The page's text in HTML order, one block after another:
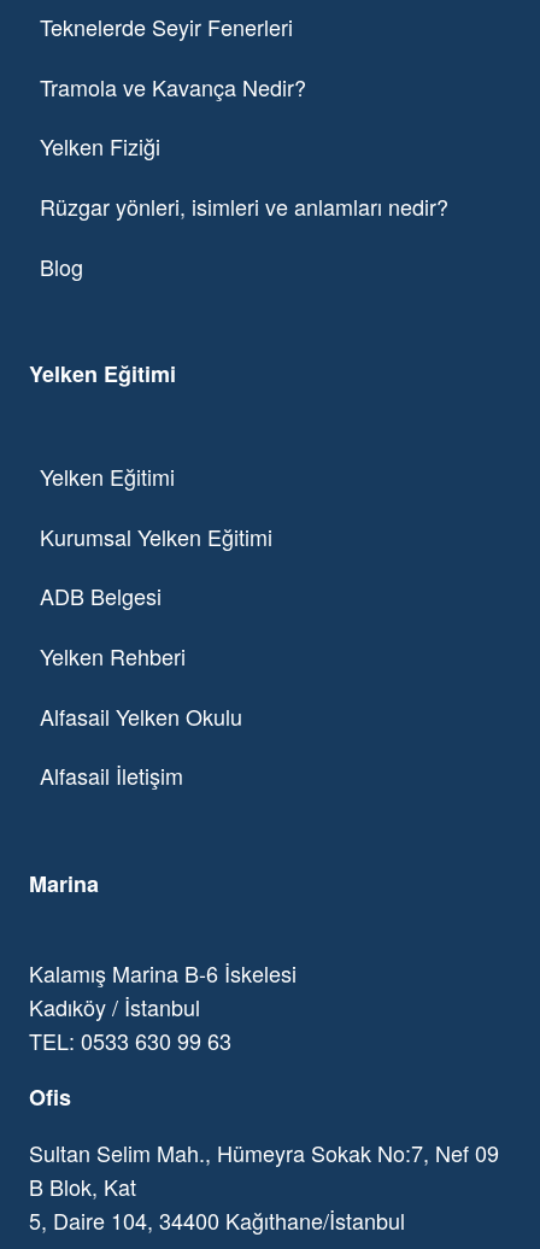
Teknelerde Seyir Fenerleri
Tramola ve Kavança Nedir?
Yelken Fiziği
Rüzgar yönleri, isimleri ve anlamları nedir?
Blog
Yelken Eğitimi
Yelken Eğitimi
Kurumsal Yelken Eğitimi
ADB Belgesi
Yelken Rehberi
Alfasail Yelken Okulu
Alfasail İletişim
Marina
Kalamış Marina B-6 İskelesi
Kadıköy / İstanbul
TEL: 0533 630 99 63
Ofis
Sultan Selim Mah., Hümeyra Sokak No:7, Nef 09
B Blok, Kat
5, Daire 104, 34400 Kağıthane/İstanbul